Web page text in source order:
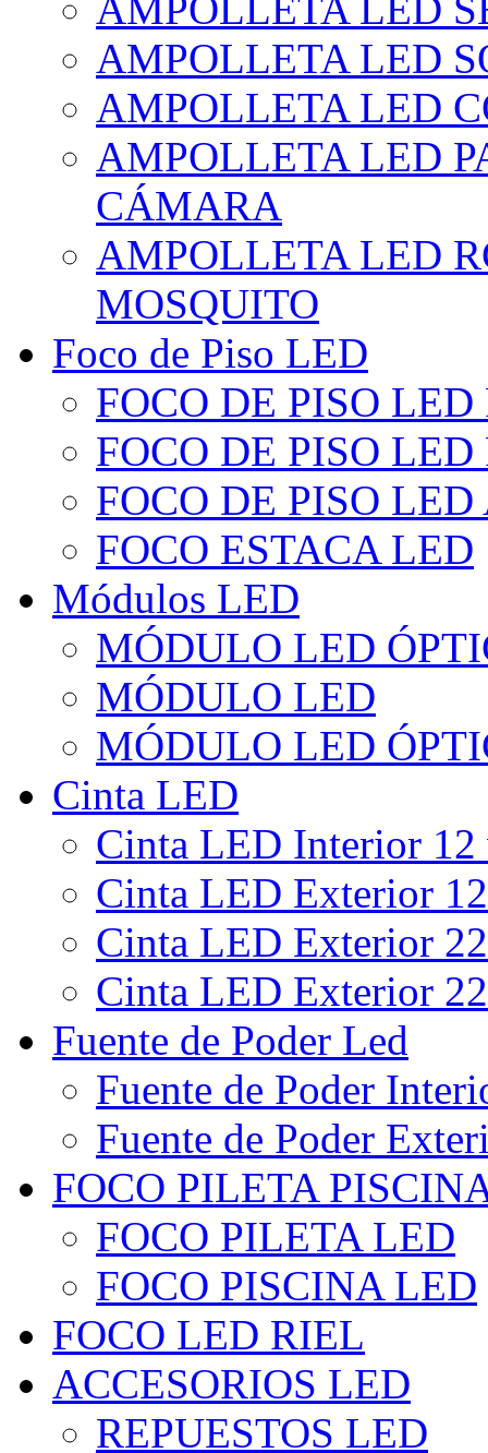
AMPOLLETA LED
AMPOLLETA LED
AMPOLLETA LED
CÁMARA
AMPOLLETA LED
MOSQUITO
Foco de Piso LED
FOCO DE PISO
FOCO DE PISO
FOCO DE PISO
FOCO ESTACA LED
Módulos LED
MÓDULO LED
MÓDULO LED
MÓDULO LED
Cinta LED
Cinta LED Interior
Cinta LED Exterior
Cinta LED Exterior
Cinta LED Exterior
Fuente de Poder Led
Fuente de Poder
Fuente de Poder
FOCO PILETA
FOCO PILETA LED
FOCO PISCINA LED
FOCO LED RIEL
ACCESORIOS LED
REPUESTOS LED